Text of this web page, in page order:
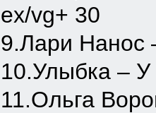
ex/vg+ 30
9.Лари Нанос
10.Улыбка ‎–
11.Ольга